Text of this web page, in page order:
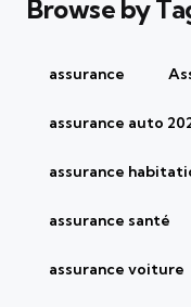
Browse by
assurance
assurance auto
assurance
assurance santé
assurance voiture